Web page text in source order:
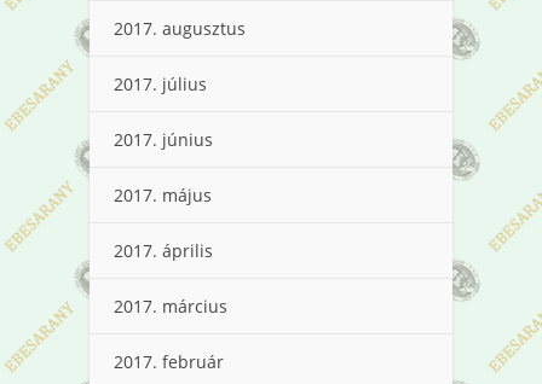
2017. augusztus
2017. július
2017. június
2017. május
2017. április
2017. március
2017. február